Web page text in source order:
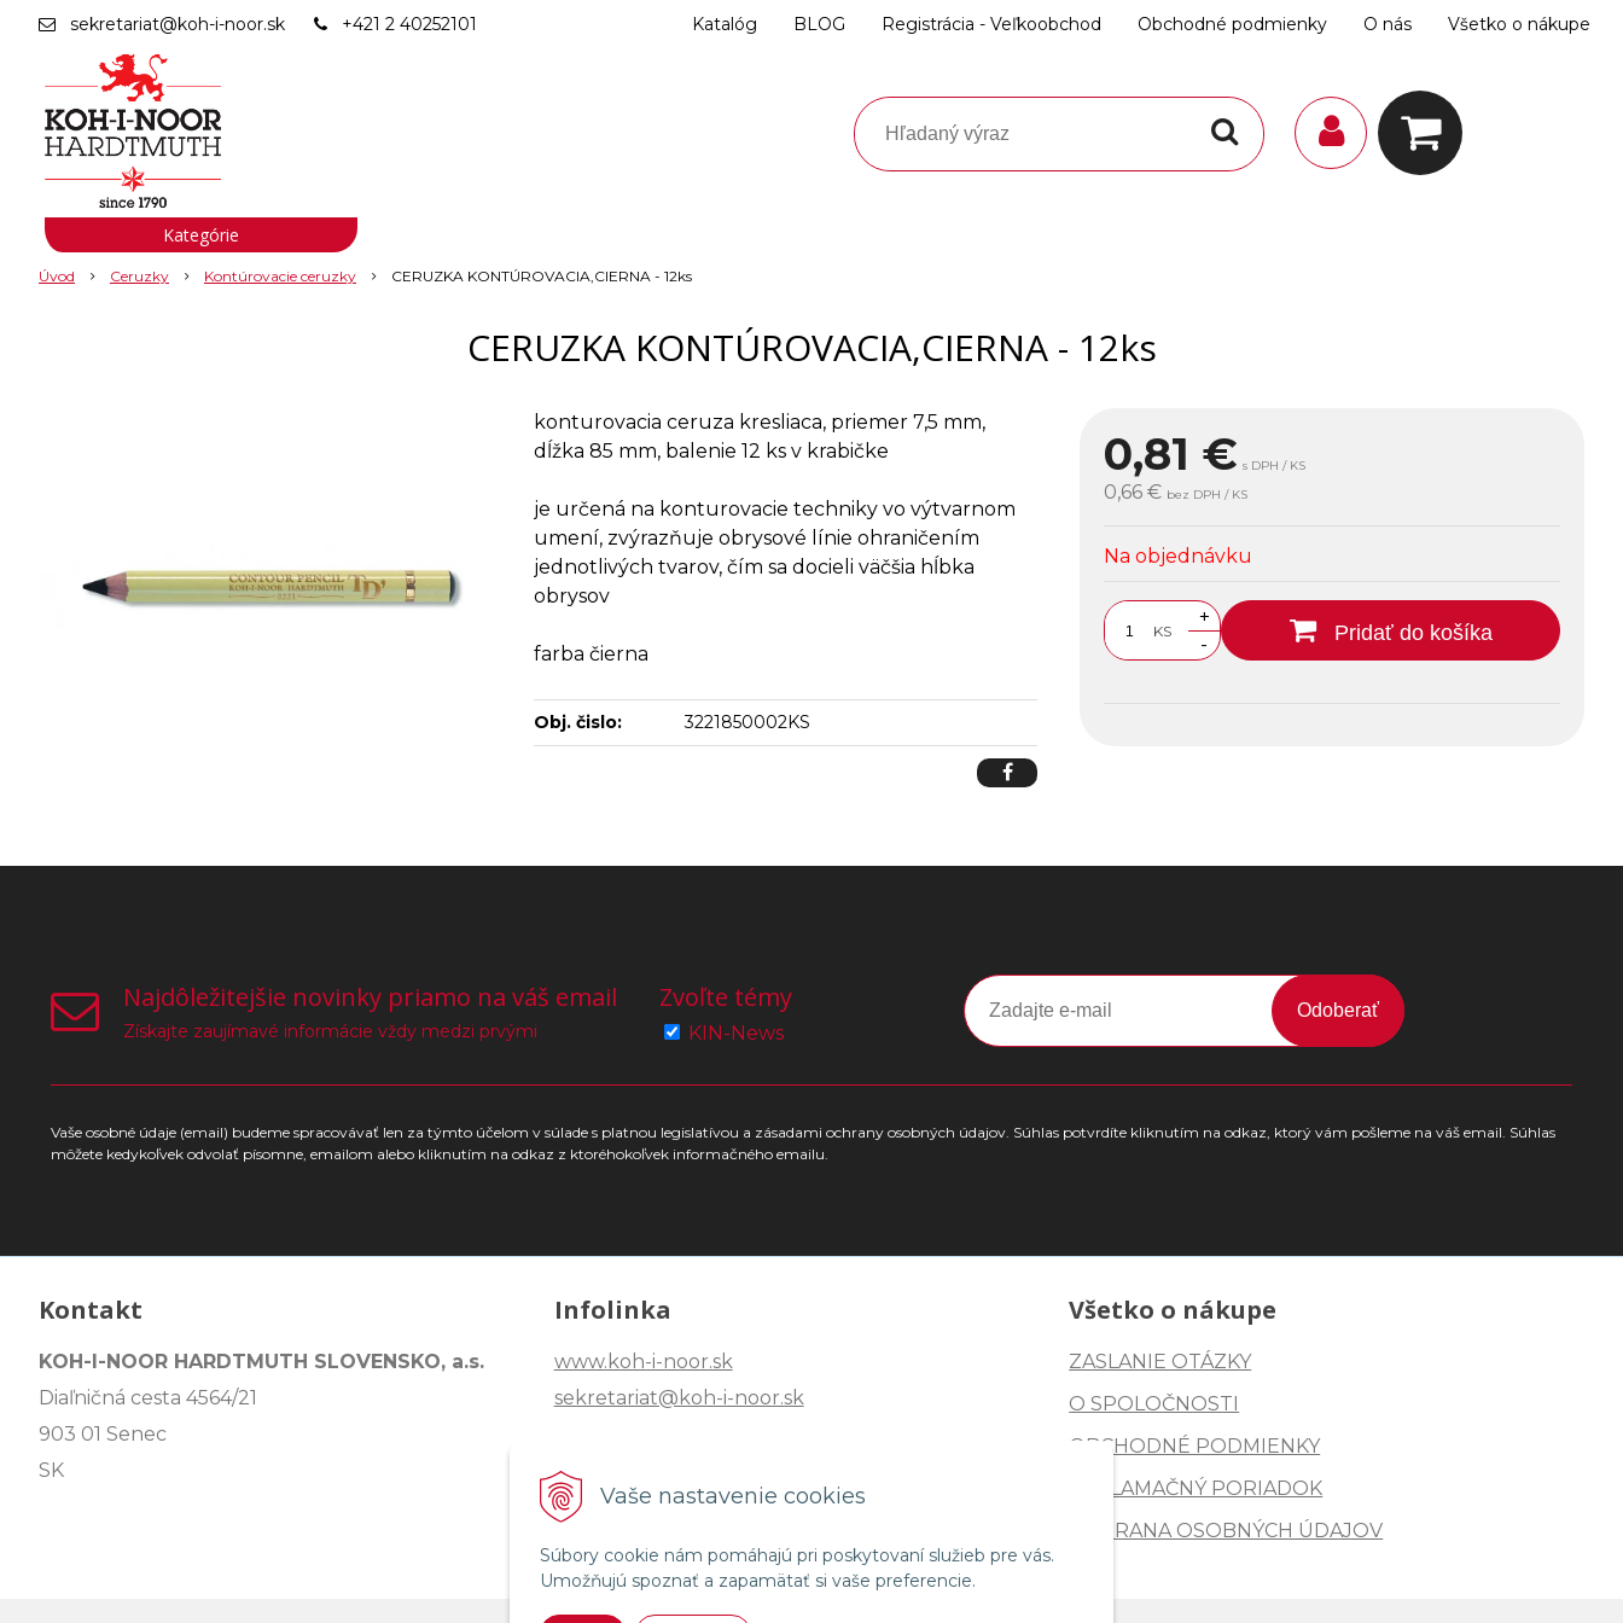
Vaše nastavenie cookies
Súbory cookie nám pomáhajú pri poskytovaní služieb pre vás.
Umožňujú spoznať a zapamätať si vaše preferencie.
sekretariat@koh-i-noor.sk +421 2 40252101 Katalóg BLOG Registrácia - Veľkoobchod Obchodné podmienky O nás Všetko o nákupe
Úvod Ceruzky Kontúrovacie ceruzky CERUZKA KONTÚROVACIA,CIERNA - 12ks
CERUZKA KONTÚROVACIA,CIERNA - 12ks
0,81 € s DPH / KS
0,66 € bez DPH / KS
Na objednávku
KS
+
-
Pridať do košíka
konturovacia ceruza kresliaca, priemer 7,5 mm,
dĺžka 85 mm, balenie 12 ks v krabičke
je určená na konturovacie techniky vo výtvarnom
umení, zvýrazňuje obrysové línie ohraničením
jednotlivých tvarov, čím sa docieli väčšia hĺbka
obrysov
farba čierna
Obj. čislo: 3221850002KS
Kategórie
Najdôležitejšie novinky priamo na váš email
Získajte zaujímavé informácie vždy medzi prvými
Zvoľte témy
KIN-News
Odoberať
Vaše osobné údaje (email) budeme spracovávať len za týmto účelom v súlade s platnou legislatívou a zásadami ochrany osobných údajov. Súhlas potvrdíte kliknutím na odkaz, ktorý vám pošleme na váš email. Súhlas
môžete kedykoľvek odvolať písomne, emailom alebo kliknutím na odkaz z ktoréhokoľvek informačného emailu.
Kontakt
KOH-I-NOOR HARDTMUTH SLOVENSKO, a.s.
Diaľničná cesta 4564/21
903 01 Senec
SK
Infolinka
www.koh-i-noor.sk
sekretariat@koh-i-noor.sk
Tel: +421 2 40252101
Fax: +421 2 44872870
Všetko o nákupe
ZASLANIE OTÁZKY
O SPOLOČNOSTI
OBCHODNÉ PODMIENKY
REKLAMAČNÝ PORIADOK
OCHRANA OSOBNÝCH ÚDAJOV